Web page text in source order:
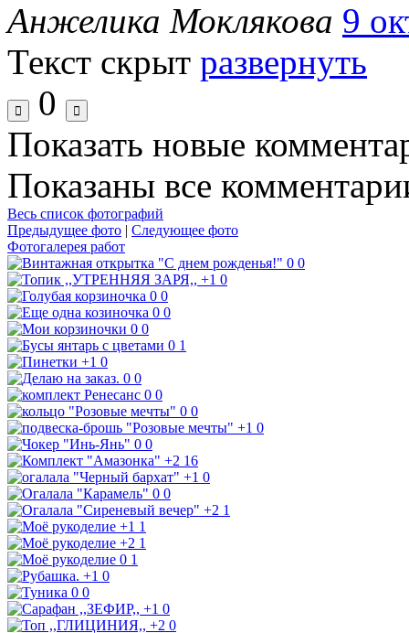
Анжелика Моклякова 9
Текст скрыт развернуть
0
Показать новые
Показаны все
Весь список фотографий
Предыдущее фото | Следующее фото
Фотогалерея работ
0 0
+1 0
0 0
0 0
0 0
0 1
+1 0
0 0
0 0
0 0
+1 0
0 0
+2 16
+1 0
0 0
+2 1
+1 1
+2 1
0 1
+1 0
0 0
+1 0
+2 0